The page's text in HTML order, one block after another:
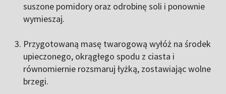
suszone pomidory oraz odrobinę soli i ponownie
wymieszaj.
Przygotowaną masę twarogową wyłóż na środek
upieczonego, okrągłego spodu z ciasta i
równomiernie rozsmaruj łyżką, zostawiając wolne
brzegi.